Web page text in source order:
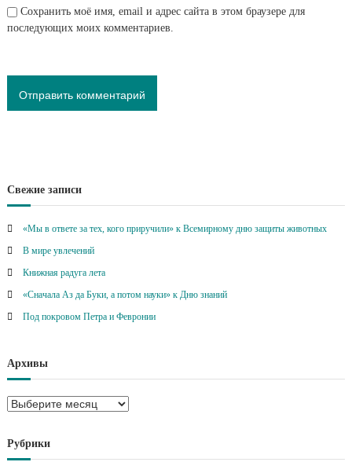
Сохранить моё имя, email и адрес сайта в этом браузере для
последующих моих комментариев.
Свежие записи
«Мы в ответе за тех, кого приручили» к Всемирному дню защиты животных
В мире увлечений
Книжная радуга лета
«Сначала Аз да Буки, а потом науки» к Дню знаний
Под покровом Петра и Февронии
Архивы
А
Рубрики